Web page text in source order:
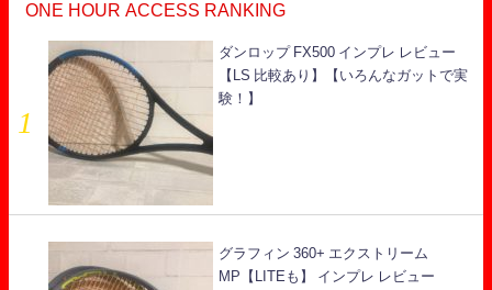
ONE HOUR ACCESS RANKING
ダンロップ FX500 インプレ レビュー
【LS 比較あり】【いろんなガットで実
験！】
グラフィン 360+ エクストリーム
MP【LITEも】 インプレ レビュー